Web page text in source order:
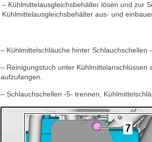
– Kühlmittelausgleichsbehälter lösen und zur
Kühlmittelausgleichsbehälter aus- und
– Kühlmittelschläuche hinter Schlauchschellen
– Reinigungstuch unter
aufzufangen.
– Schlauchschellen -5- trennen,